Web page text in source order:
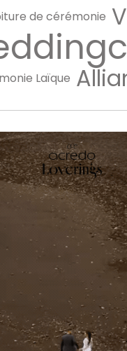
de cérémonie
Laïque